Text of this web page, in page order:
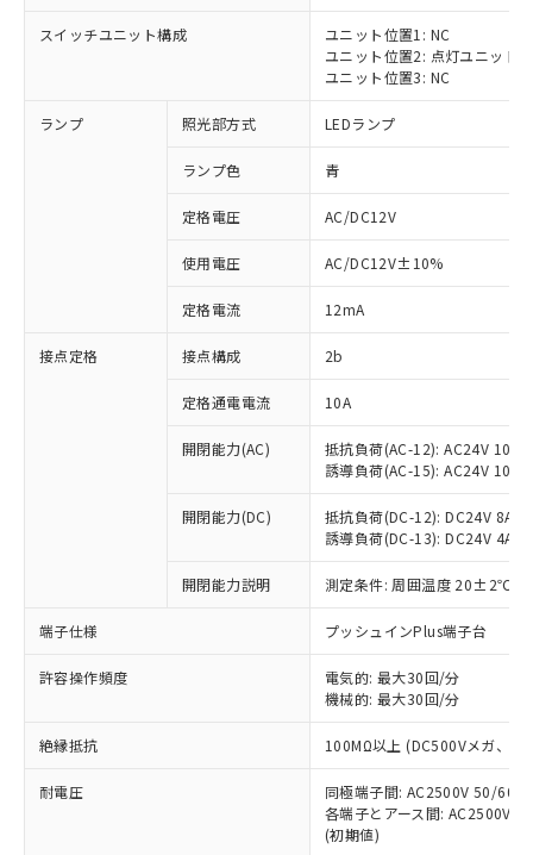
スイッチユニット構成
ユニット位置1: NC
ユニット位置2: 点灯ユニット
ユニット位置3: NC
ランプ 照光部方式 LEDランプ
ランプ色 青
定格電圧 AC/DC12V
使用電圧 AC/DC12V±10%
定格電流 12mA
接点定格 接点構成 2b
定格通電電流 10A
開閉能力(AC)
抵抗負荷(AC-12): AC24V 10A/
誘導負荷(AC-15): AC24V
開閉能力(DC)
抵抗負荷(DC-12): DC24V 8A/
誘導負荷(DC-13): DC24V 4A/
開閉能力説明 測定条件: 周囲温度 20±2℃、
端子仕様 プッシュインPlus端子台
許容操作頻度
電気的: 最大30回/分
機械的: 最大30回/分
絶縁抵抗 100MΩ以上 (DC500Vメガ、点
耐電圧
同極端子間: AC2500V 50/
各端子とアース間: AC2500V
(初期値)
ご利用条件
以下の条件をお読みいただき、同意のうえ
ご利用ください。
本サービスは、当社制御機器事業取扱
商品の当社在庫状況および標準価格
(税抜)を提供させていただくもので
当社制御機器事業取扱商品の中には、
本サービスの対象外となる商品もある
ことをご了承ください。
在庫状況および標準価格照会結果は、
記載している更新日時点での社内デー
タに基づき作成されるものであり、閲
覧された時点での実際の在庫および標
準価格とは異なる場合があることをご
※1 対応状況
対応済み：EU RoHS指令（10物質）の
非含有に対応した製品が提供可能な商品で
す。
対応予定：EU RoHS指令（10物質）の非含
有に対応した製品に切り替える予定のある
対応予定なし：EU RoHS指令（10物質）の
非含有に非対応の商品で、対応品を出す予
定はありません。
調査・確認中：EU RoHS指令（10物質）の
非含有の対応状況を調査中または確認中の
非該当品：ライセンス料など無形物で、有
害物質有無と関係のない商品です。
仕入先様の事情により、非含有部品として
いたものが、含有品と判明した場合などや
むを得ず変更することがあります。
六価クロム(Cr(Ⅵ)) 1000ppm以下、ポリ臭化ビフェニル
類(PBB) 1000ppm以下、ポリ臭化ジフェニルエーテル類
「○」：最大均質材料含有率が中国RoHSの
基準値以下であることを示します。
「×」：最大均質材料含有率が中国RoHSの
基準値を超えていることを示します。
「－」：未確認です。当社販売部門へお問
*中国RoHS10物質の基準値 (GB/T26572)：
Pb(鉛) :1000ppm、 Hg(水銀) : 1000ppm、 Cd(カドミウ
Cr(Ⅵ)(六価クロム) : 1000ppm、 PBBs(ポリ臭化ビフェ
当社は、これら貴社製品のうち、外国
為替および外国貿易法に定める商品
（以下｢規制貨物等」という）を輸出
または国外への提供する場合は、日本
国政府の輸出許可(または役務取引許
可)を取得するなどの必要な手続きを